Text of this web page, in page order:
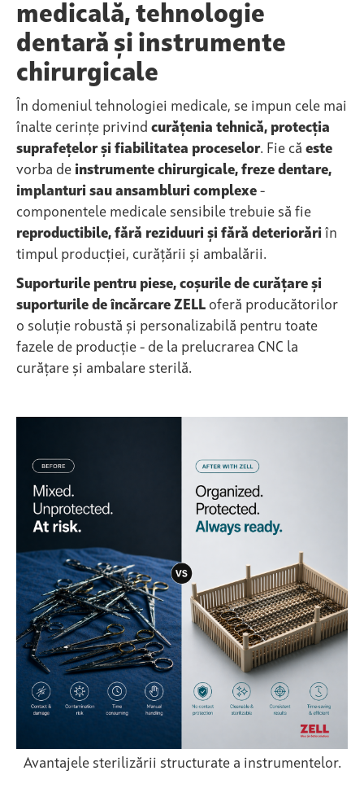
medicală, tehnologie
dentară și instrumente
chirurgicale
În domeniul tehnologiei medicale, se impun cele mai
înalte cerințe privind curățenia tehnică, protecția
suprafețelor și fiabilitatea proceselor. Fie că este
vorba de instrumente chirurgicale, freze dentare,
implanturi sau ansambluri complexe -
componentele medicale sensibile trebuie să fie
reproductibile, fără reziduuri și fără deteriorări în
timpul producției, curățării și ambalării.
Suporturile pentru piese, coșurile de curățare și
suporturile de încărcare ZELL oferă producătorilor
o soluție robustă și personalizabilă pentru toate
fazele de producție - de la prelucrarea CNC la
curățare și ambalare sterilă.
Avantajele sterilizării structurate a instrumentelor.